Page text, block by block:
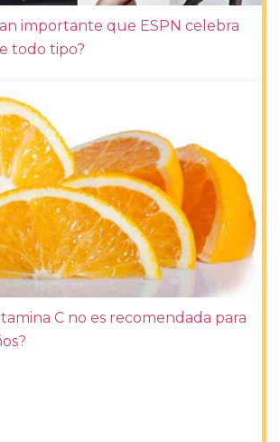
importante que ESPN celebra
todo tipo?
C no es recomendada para